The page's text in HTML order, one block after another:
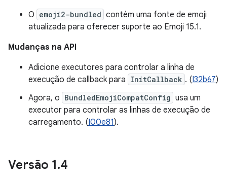
O emoji2-bundled contém uma fonte de emoji
atualizada para oferecer suporte ao Emoji 15.1.
Mudanças na API
Adicione executores para controlar a linha de
execução de callback para InitCallback . (I32b67)
Agora, o BundledEmojiCompatConfig usa um
executor para controlar as linhas de execução de
carregamento. (I00e81).
Versão 1.4